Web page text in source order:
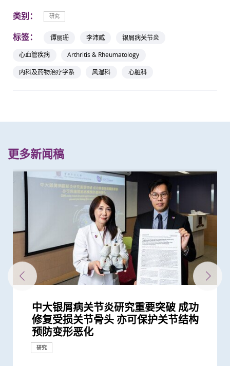
类别： 研究
标签： 谭丽珊 李沛威
银屑病关节炎
心血管疾病
Arthritis & Rheumatology
内科及药物治疗学系
风湿科 心脏科
更多新闻稿
中大银屑病关节炎研究重要突破 成功
修复受损关节骨头 亦可保护关节结构
预防变形恶化
研究
中大威院成功以单一导管同时修补二尖
瓣及三尖瓣 治疗严重心瓣倒流新突破
研究
中大研究显示类风湿关节炎患者日服5
毫克皮质类固醇 出现心血管疾病的风
险增一倍
研究
中大港大率先应用3D打印技术于复杂
心脏手术
研究
中大率先采用三维心脏超声波以识别高
风险二尖瓣脱垂患者
研究
中大全球历时最长磁力共振追踪研究发
现 类风湿关节炎关节结构损伤程度可
分为两种 提倡早期磁力共振检查 降...
研究
中大与国际心脏专家检视退化性二尖瓣
倒流治疗成效 发现亚洲患者心脏负荷
情况易被低估 死亡率较预期高
研究
中大医学院研究证实手提心脏超声波扫
瞄器有效筛查胸主动脉瘤
研究
中大提倡结合房颤筛查及药物教育 助
长者减低中风风险
临床服务
中大证实为颈血管狭窄进行支架成型治
疗及 为心脏衰竭患者植入心脏肌肉收
缩调节器成效显着
研究
中大全球首次揭示CD4+ Treg细胞启动
心脏再生机制 为心脏修复治疗带来新
靶点
研究
中大临床研究利用球囊心包切开术治疗
心包积水 术后复发率大减8成 患者免
受重复入院「拮针」引流之苦
研究
「赛马会年轻糖尿支援计划」为逾900
糖尿病年青患者提供连续血糖监测仪
数据显示有效管控血糖 大幅降低严...
健康推广计划
与牛津大学十年研究合作 中大开发首
个华人糖尿预后预测模型
研究
中大医学院长达近20年追踪研究 揭示
妊娠糖尿及怀孕期血糖上升对孕妇及子
女的长期健康风险
研究
中大研究发现2型糖尿病对香港生产力
及经济造成重大损失 年轻群组影响尤
为严重
研究
中大发现调整生活方式的介入治疗方案
可减轻近七成爱滋病病毒感染者的代谢
性脂肪肝病情
研究
中大证NT-proBNP有助预测2型糖尿病
患者并发心血管病及肾病风险
研究
中大利用肠道微生物辨别慢性肠道疾病
研究
中大利用大数据成功开发机器学习模型
精准预测老年糖尿病患者未来一年罹患
严重低血糖的风险
研究
中大领导之国际研究发现2型糖尿病患
者并发肾病及心血管疾病的代谢生物标
志物
研究
中大领导的跨国研究发现可准确预测糖
尿病病人患上心血管疾病之生物标志物
势将改写临床指引
研究
新冠疫苗复必泰及科兴引发之「T细胞
反应」可有效预防不同新冠病毒变异株
引起的严重疾病
研究
中大发现新基因标记可预测糖尿病人患
冠心病风险 凸显糖尿病精准治疗的潜
力
研究
中大研究证实新冠口服药有效降低院舍
长者五成入院风险及防止病情恶化
研究
中大新技术有效评估艾滋病病毒感染者
的心脏病风险
研究
中大发现年轻糖尿病前期患者患糖尿病
的终生风险高达90% 心血管疾病风险增
近70%
研究
中大研究显示持续服用RASi类药物可以
降低 2型糖尿病晚期肾病患者出现心肾
并发症的风险
研究
中大全球首证血糖波动不稳的肥胖型糖
尿病患者有较高患癌风险 并证实接受
一类常用降血压药物的糖尿病患者患...
研究
港大及中大医学院联合研究发现已接种
疫苗人士 在感染新型冠状病毒变异株
Omicron后能对不同的新冠病毒变异...
研究
中大医学院领导国际研究显示 成人1 型
糖尿病的新症发病率较传统预期高
研究
四成港人肠道微生态失衡情况与新冠患
者类似 中大研发「微生态免疫力配
方」证有效促进新冠患者康复 有望提...
研究
中大医学院联同全球糖尿病知名专家合
作四年 为《刺针》制定糖尿病多元综
合策略
国际合作
中大研究显示糖尿病死亡率及并发症发
生率正下降 唯年轻糖尿病患者情况未
见改善
研究
中大研究发现「DNA端粒长度缩短」为
有效生物标记 能识别有较高心血管疾
病风险的糖尿病人
研究
中大研究显示新冠肺炎患者常见有肝脏
受损问题 建议监测患者肝功能 及早发
现病情恶化
研究
中大医学院与阿斯利康首度合作糖尿病
肾病研究 制订全球应对糖尿病肾病新
策略
国际合作
患有多囊卵巢综合症华人女性的糖尿病
风险是非患病人士的4倍
研究
多元化预防衰老活动有助减低衰老状况
逾8成「前期衰老」长者逆转为「非衰
老」
研究
中大为5,000港人免费验脑 开展人口
基础研究追踪本港脑健康状况
研究
中大发现严重睡眠窒息症未经治疗患者
手术后较易出现心血管问题 吁手术前
进行睡眠窒息症评估以减风险
研究
中大成立「张金菱治疗柏金逊综合症研
究中心」 跨学科研崭新方法 减慢柏金
逊病程
研究
中大全球首个「快速眼动睡眠行为障
碍」家庭研究 揭柏金逊病家族遗传倾
向高达6倍 追踪初期症状如便秘 可提...
研究
中大研究证实低剂量三环抗抑郁药有助
改善难治性胃功能失调
研究
中大研究发现每6位糖尿病患者有1位出
现肾功能急剧下降
研究
中大研究警示怀孕妇女注意体重增幅
研究
中大研究发现本港四成青少年睡眠不足
增患心血管病风险
研究
中大研究揭示全球大肠癌发病率有年轻
化趋势
研究
中大为本港老化人口制订标准化认知测
试 及早辨识认知障碍症患者
临床服务
中大研究发现非酒精性脂肪肝诱发肝癌
的关键致癌基因
研究
港韩瑞三地学者联手研顶尖医学科技
创新纳米技术治疗消化道及心血管疾病
国际合作
中大研究揭乙肝康复者仍存罹患肝癌风
险
研究
中大公布世界首个全球「炎症性肠病」
於本世纪发病率及流行率系统性回顾研
究 发现本港发病率於过去30年急升...
研究
中大开展全球首个以「视网膜影像」筛
查华人阿兹海默症研究
研究
中大研究发现心房颤动引致中风个案15
年间上升3倍 宜及早服用抗凝血药预防
中风
研究
中大研究证实家居诊治睡眠窒息症成效
满意 可处理半数公立医院成人个案 大
幅缩减八成轮候时间
研究
中大公布全球首个幽门螺旋菌流行病学
大型分析 揭全球44亿人感染 亚洲包括
香港逾半人口为带菌者
研究
中大建议所有孕妇作口服葡萄糖耐量测
试 全港两成孕妇患妊娠糖尿 研究发现
其子女糖尿病风险为同龄儿童3倍
研究
中大伙澳洲专家研究东半球炎症性肠病
获近年最大研究资助金额 势揭肠道微
生物群之谜
研究
中大研究揭示脂肪肝问题不是肥胖人士
独有
研究
中大教授成为全球首位华人获颁「世界
中风组织主席中风贡献奖」 全球首创
「脉磁激法」助中风患者复修脑部功...
奖项及荣誉
中大研究发现每5名糖尿病患者中 1人
因脂肪肝引致严重肝纤维化或肝硬化
研究
中大成立周佩芳认知障碍预防研究中心
设立一站式简易网站提供认知障碍症资
讯
研究
中大全球首项研究确认新大肠癌高风险
群组
研究
中大成立全球首个华人「早发性认知障
碍症」研究登记册
研究
中大与全球30多国专家合作研究 发现
小中风新药物疗法
研究
中大与多国中风专家领导一项全球研究
发现及早评估与治疗「小中风」可降低
七成中风风险
研究
中大就七种常见呼吸道病毒进行全港首
个流行病学分析 发现「呼吸道合胞病
毒」及「甲型流感」为两大致命病毒
研究
中大公布亚洲首项针对肥胖「睡眠窒息
症」患者生活模式研究 证实个人化辅
导疗程有效减轻病情
研究
中大筛查发现每三名社区长者就有一人
患脑小血管病 藉世界中风日呼吁及早
预防
临床服务
中大研究「肠道微生物移植」治疗难辨
梭菌感染 治愈率为传统抗生素治疗的3
倍
研究
中大率先引入「高频信号检测」技术以
确定脑部手术范围 有效提升复杂性脑
痫症手术成效约三成
外科创新技术
中大医学院许树昌教授于《刺针》发表
评论新沙士文章 强调医院感染控制措
施对控制疫情极为重要
研究
中大倡议新药物治疗标准逆转脑血管硬
化
研究
中大最新研究揭示本港每年逾十万非酒
精性脂肪肝新症
研究
中大研究指朋侪关顾 可减少受情绪困
扰之糖尿患者住院百分比
研究
中大与养和医院携手研究 发现抑郁症
患者出现睡眠行为障碍或是脑退化先兆
研究
社区衰老状况筛查 发现65岁或以上的
社区人口中 过半已踏入前期衰老
研究
中大发现糖尿患者患抑郁症风险为一般
人的两倍 倡以一分钟问卷及早评估糖
尿患者的精神健康状况
研究
头颈放射治疗增中风风险 中大证实
「颈动脉支架成型术」成效显著
研究
中大与理大携手在威院推行24小时远程
中风溶栓治疗服务
临床服务
中大公布香港慢性肾病透析患者就业研
究并提倡中末期患者接受透析前的早期
教育计划
研究
中大公布小中风的最新药物治疗方法
研究
香港和澳门的炎症性肠病新增个案高踞
亚太区首三位 中大成立资料库助市民
增加认知
研究
中大制订肝癌风险评估指数 准确预测
乙肝病人的肝癌风险
研究
中文大学与上海交通大学成功发现预测
中国人糖尿病的基因标记
研究
中大建议以舒缓性手法护理末期脑退化
症患者的吞咽困难
研究
中大率先利用崭新生物阻抗多频谱技术
及早检测末期肾衰竭病人患心血管疾病
的风险
研究
中大研究发现摄取过量盐份会导致高血
压及增加中风机会
研究
中大威尔斯亲王医院利国伟心血管治疗
中心正式开幕 配备先进设备及专业技
术 服务全港心血管病患者
里程碑
中大展开全港睡眠健康教育及改善计划
建立健康睡眠及健康校园生活
健康推广计划
中大及港大研究团队携手成功发现脑痫
新基因标记
研究
中大率亚洲肾科专家倡议慢性肾病早期
诊断计划
研究
中大三名学者获颁本年度裘槎基金会优
秀科研者奖
奖项及荣誉
中大公布本港严重人类猪型流感的最新
情况
研究